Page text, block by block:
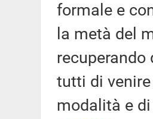
formale e
la metà del
recuperando
tutti di
modalità e